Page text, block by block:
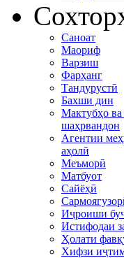
Саноат
Маориф
Варзиш
Фарҳанг
Тандурустӣ
Бахши дин
Мактубҳо
шаҳрвандон
Агентии
аҳолӣ
Меъморӣ
Матбуот
Сайёҳӣ
Иҷроиши
Истифодаи
Ҳолати
Хифзи